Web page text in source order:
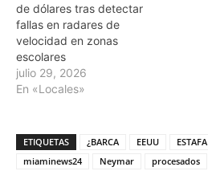
de dólares tras detectar
fallas en radares de
velocidad en zonas
escolares
julio 29, 2026
En «Locales»
ETIQUETAS ¿BARCA EEUU ESTAFA
miaminews24
Neymar procesados